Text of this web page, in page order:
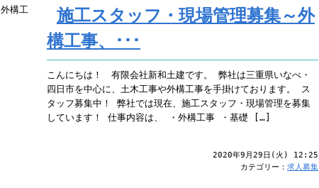
施工スタッフ・現場管理募集～外
構工事、･･･
こんにちは！ 有限会社新和土建です。 弊社は三重県いなべ・
四日市を中心に、土木工事や外構工事を手掛けております。 ス
タッフ募集中！ 弊社では現在、施工スタッフ・現場管理を募集
しています！ 仕事内容は、 ・外構工事 ・基礎 […]
2020年9月29日(火) 12:25
カテゴリー： 求人募集